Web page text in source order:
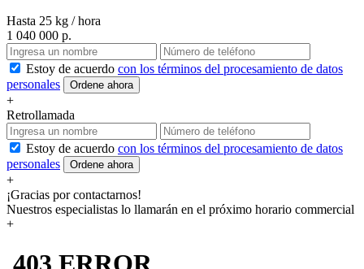
Hasta 25 kg / hora
1 040 000 р.
Estoy de acuerdo con los términos del procesamiento de datos
personales
Ordene ahora
+
Retrollamada
Estoy de acuerdo con los términos del procesamiento de datos
personales
Ordene ahora
+
¡Gracias por contactarnos!
Nuestros especialistas lo llamarán en el próximo horario commercial
+